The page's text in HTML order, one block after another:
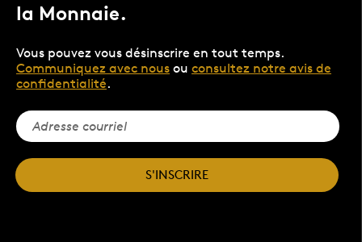
la Monnaie.
Vous pouvez vous désinscrire en tout temps.
Communiquez avec nous ou consultez notre avis de
confidentialité.
S'INSCRIRE